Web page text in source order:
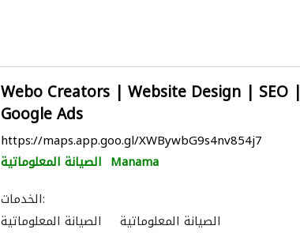
Webo Creators | Website Design | SEO |
Google Ads
https://maps.app.goo.gl/XWBywbG9s4nv854j7
الصيانة المعلوماتية Manama
الخدمات:
الصيانة المعلوماتية
الصيانة المعلوماتية